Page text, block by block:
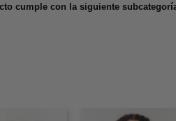
cumple con la siguiente